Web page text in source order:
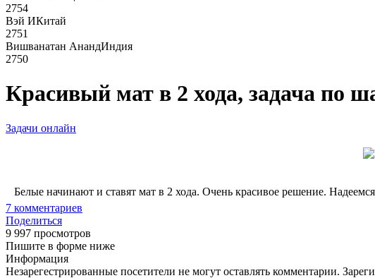
2754
Вэй ИКитай
2751
Вишванатан АнандИндия
2750
Красивый мат в 2 хода, задача по
Задачи онлайн
Белые начинают и ставят мат в 2 хода. Очень красивое решение.
7 комментариев
Поделиться
9 997 просмотров
Пишите в форме ниже
Информация
Незарегестрированные посетители не могут оставлять комментарии.